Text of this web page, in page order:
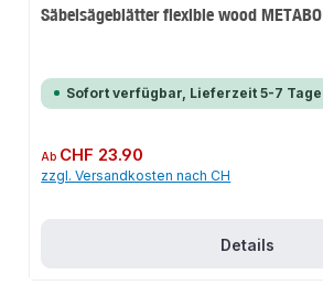
Säbelsägeblätter flexible wood METABO
Sofort verfügbar, Lieferzeit 5-7 Tage
Regulärer Preis:
Ab CHF 23.90
zzgl. Versandkosten nach CH
Details